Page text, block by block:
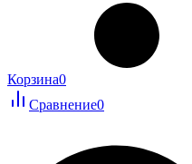
Корзина0
Сравнение0